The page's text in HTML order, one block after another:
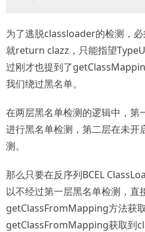
为了逃脱classloader的检测，
就return clazz，只能指望
过刚才也提到了
我们绕过黑名单。
在两层黑名单检测的逻辑中，第
进行黑名单检测，第二层在未
测。
那么只要在反序列BCEL
以不经过第一层黑名单检测，直
getClassFromMapping方法获
getClassFromMapping获取到